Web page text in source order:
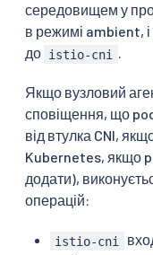
середовищем у
в режимі ambient, і
до istio-cni .
Якщо вузловий
сповіщення, що
від втулка CNI,
Kubernetes, якщо
додати),
операцій:
istio-cni